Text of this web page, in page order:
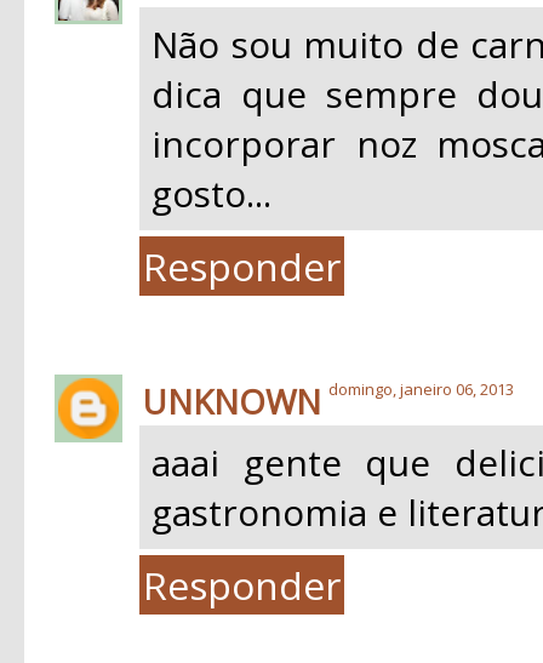
Não sou muito de
dica que sempre
incorporar noz
gosto...
Responder
UNKNOWN domingo, janeiro 06, 2013
aaai gente que
gastronomia e
Responder